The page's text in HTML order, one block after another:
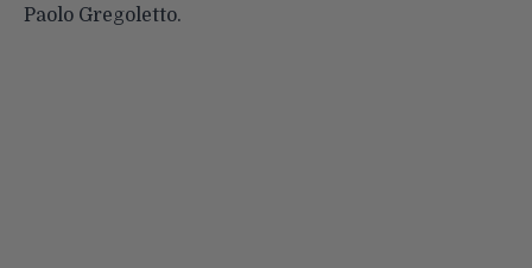
Paolo Gregoletto.